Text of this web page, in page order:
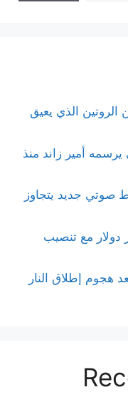
الروتين الذي يعيق
أمير زاند منذ
صوتي جديد يتجاوز
دولار مع تنصيب
هجوم إطلاق النار